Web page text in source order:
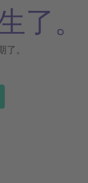
了。
。